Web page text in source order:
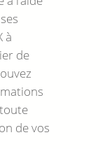
à
de
de vos